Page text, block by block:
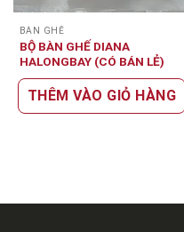
BÀN GHẾ
BỘ BÀN GHẾ DIANA
HALONGBAY (CÓ BÁN LẺ)
THÊM VÀO GIỎ HÀNG